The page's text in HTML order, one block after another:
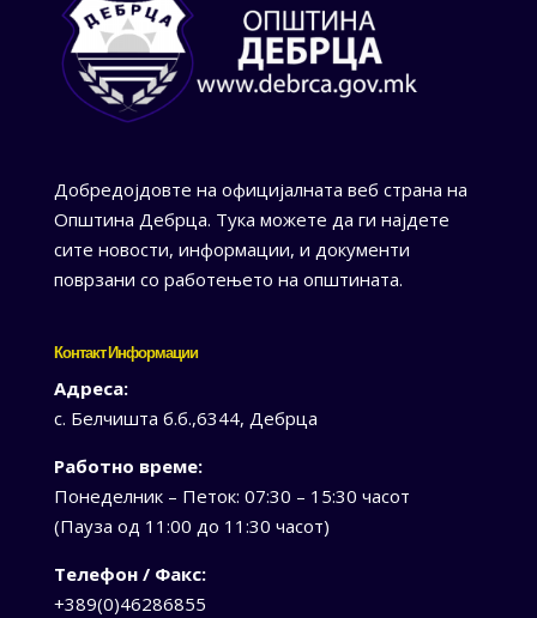
Добредојдовте на официјалната веб страна на
Општина Дебрца. Тука можете да ги најдете
сите новости, информации, и документи
поврзани со работењето на општината.
Контакт Информации
Адреса:
с. Белчишта б.б.,6344, Дебрца
Работно време:
Понеделник – Петок: 07:30 – 15:30 часот
(Пауза од 11:00 до 11:30 часот)
Телефон / Факс:
+389(0)46286855